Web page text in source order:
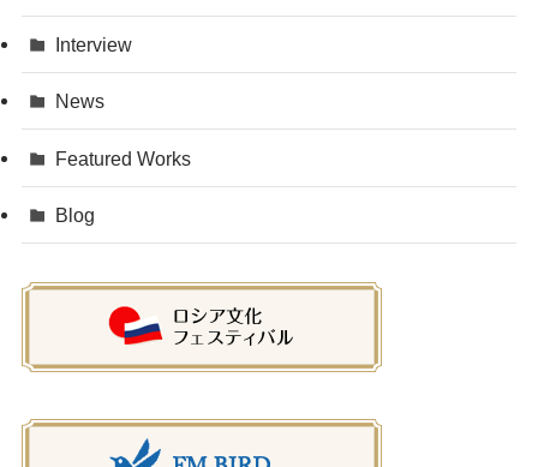
Interview
News
Featured Works
Blog